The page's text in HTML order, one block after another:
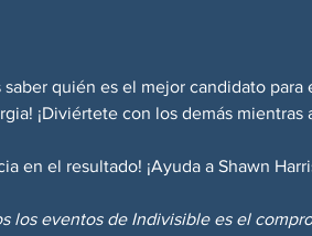
saber quién es el mejor candidato
¡Diviértete con los demás mientras
en el resultado! ¡Ayuda a Shawn
los eventos de Indivisible es el